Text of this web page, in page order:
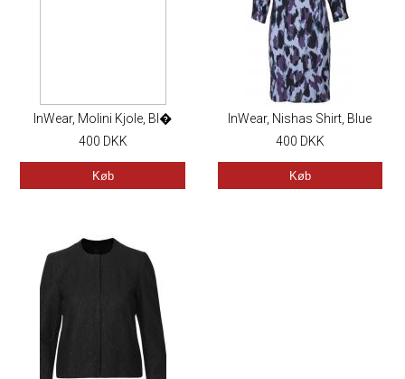
InWear, Molini Kjole, Bl�
400 DKK
Køb
InWear, Nishas Shirt, Blue
Printed
400 DKK
Køb